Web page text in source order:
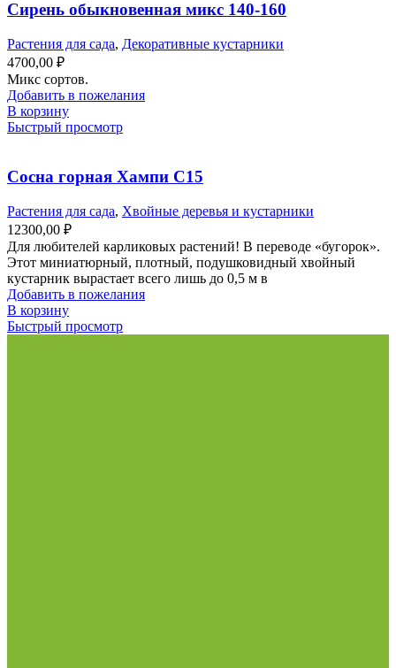
Сирень обыкновенная микс 140-160
Растения для сада, Декоративные кустарники
4700,00 ₽
Микс сортов.
Добавить в пожелания
В корзину
Быстрый просмотр
Сосна горная Хампи С15
Растения для сада, Хвойные деревья и кустарники
12300,00 ₽
Для любителей карликовых растений! В переводе «бугорок».
Этот миниатюрный, плотный, подушковидный хвойный
кустарник вырастает всего лишь до 0,5 м в
Добавить в пожелания
В корзину
Быстрый просмотр